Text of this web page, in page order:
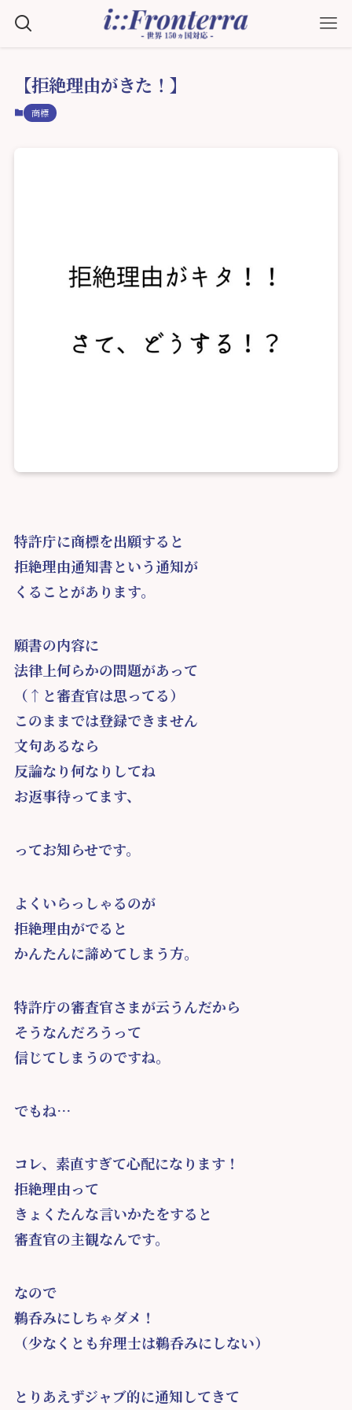
【拒絶理由がきた！】
商標
特許庁に商標を出願すると
拒絶理由通知書という通知が
くることがあります。
願書の内容に
法律上何らかの問題があって
（↑と審査官は思ってる）
このままでは登録できません
文句あるなら
反論なり何なりしてね
お返事待ってます、
ってお知らせです。
よくいらっしゃるのが
拒絶理由がでると
かんたんに諦めてしまう方。
特許庁の審査官さまが云うんだから
そうなんだろうって
信じてしまうのですね。
でもね…
コレ、素直すぎて心配になります！
拒絶理由って
きょくたんな言いかたをすると
審査官の主観なんです。
なので
鵜呑みにしちゃダメ！
（少なくとも弁理士は鵜呑みにしない）
とりあえずジャブ的に通知してきて